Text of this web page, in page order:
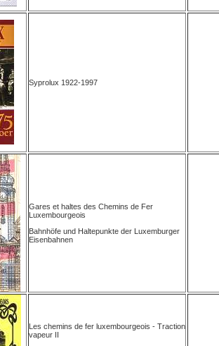
Syprolux 1922-1997
Gares et haltes des Chemins de Fer
Luxembourgeois
Bahnhöfe und Haltepunkte der Luxemburger
Eisenbahnen
Les chemins de fer luxembourgeois - Traction
vapeur II